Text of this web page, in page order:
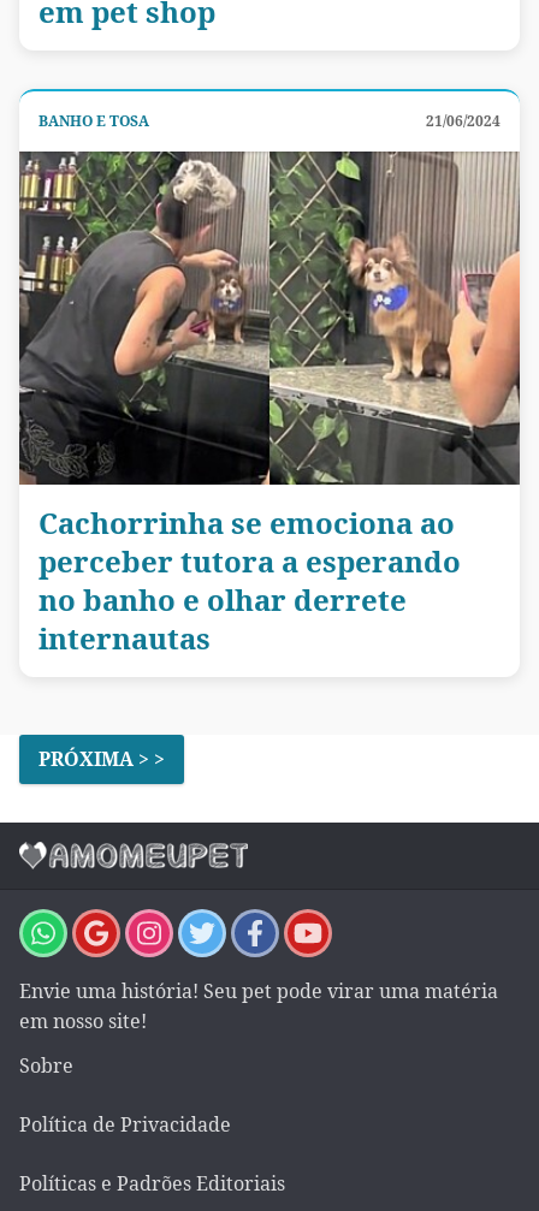
em pet shop
BANHO E TOSA 21/06/2024
Cachorrinha se emociona ao
perceber tutora a esperando
no banho e olhar derrete
internautas
PRÓXIMA > >
Envie uma história! Seu pet pode virar uma matéria
em nosso site!
Sobre
Política de Privacidade
Políticas e Padrões Editoriais